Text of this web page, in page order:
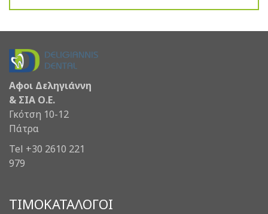
Αφοι Δεληγιάννη
& ΣΙΑ Ο.Ε.
Γκότση 10-12
Πάτρα
Tel +30 2610 221
979
ΤΙΜΟΚΑΤΑΛΟΓΟΙ